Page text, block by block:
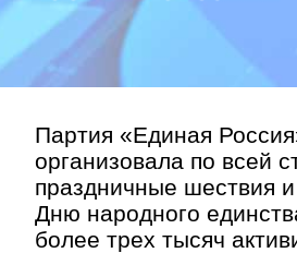
Партия «Единая
организовала по всей
праздничные шествия
Дню народного
более трех тысяч
Правила »